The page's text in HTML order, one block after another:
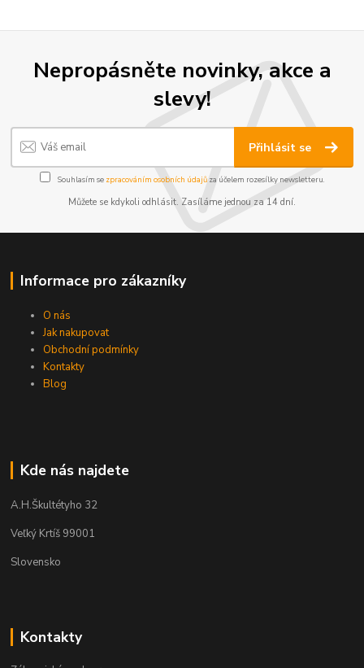
Nepropásněte novinky, akce a
slevy!
Přihlásit se
Souhlasím se zpracováním osobních údajůza účelem rozesílky newsletteru.
Můžete se kdykoli odhlásit. Zasíláme jednou za 14 dní.
Informace pro zákazníky
O nás
Jak nakupovat
Obchodní podmínky
Kontakty
Blog
Kde nás najdete
A.H.Škultétyho 32
Veľký Krtíš 99001
Slovensko
Kontakty